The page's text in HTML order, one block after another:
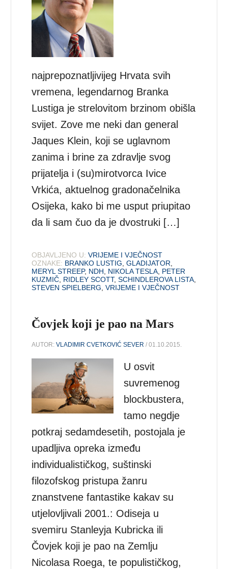
najprepoznatljivijeg Hrvata svih
vremena, legendarnog Branka
Lustiga je strelovitom brzinom obišla
svijet. Zove me neki dan general
Jaques Klein, koji se uglavnom
zanima i brine za zdravlje svog
prijatelja i (su)mirotvorca Ivice
Vrkića, aktuelnog gradonačelnika
Osijeka, kako bi me usput priupitao
da li sam čuo da je dvostruki […]
OBJAVLJENO U: VRIJEME I VJEČNOST
OZNAKE: BRANKO LUSTIG,GLADIJATOR,
MERYL STREEP, NDH, NIKOLA TESLA, PETER
KUZMIČ, RIDLEY SCOTT,SCHINDLEROVA LISTA,
STEVEN SPIELBERG,VRIJEME I VJEČNOST
Čovjek koji je pao na Mars
AUTOR:VLADIMIR CVETKOVIĆ SEVER / 01.10.2015.
U osvit
suvremenog
blockbustera,
tamo negdje
potkraj sedamdesetih, postojala je
upadljiva opreka između
individualističkog, suštinski
filozofskog pristupa žanru
znanstvene fantastike kakav su
utjelovljivali 2001.: Odiseja u
svemiru Stanleyja Kubricka ili
Čovjek koji je pao na Zemlju
Nicolasa Roega, te populističkog,